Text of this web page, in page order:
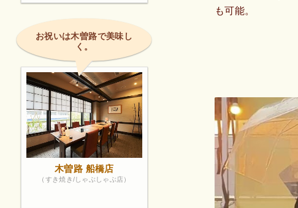
も可能。
お祝いは木曽路で美味し
く。
木曽路 船橋店
（すき焼き/しゃぶしゃぶ店）